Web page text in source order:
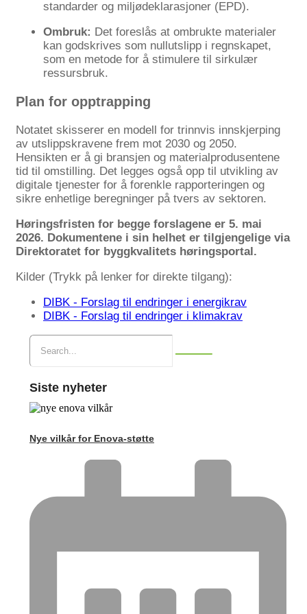
standarder og miljødeklarasjoner (EPD).
Ombruk: Det foreslås at ombrukte materialer
kan godskrives som nullutslipp i regnskapet,
som en metode for å stimulere til sirkulær
ressursbruk.
Plan for opptrapping
Notatet skisserer en modell for trinnvis innskjerping
av utslippskravene frem mot 2030 og 2050.
Hensikten er å gi bransjen og materialprodusentene
tid til omstilling. Det legges også opp til utvikling av
digitale tjenester for å forenkle rapporteringen og
sikre enhetlige beregninger på tvers av sektoren.
Høringsfristen for begge forslagene er 5. mai
2026. Dokumentene i sin helhet er tilgjengelige via
Direktoratet for byggkvalitets høringsportal.
Kilder (Trykk på lenker for direkte tilgang):
DIBK - Forslag til endringer i energikrav
DIBK - Forslag til endringer i klimakrav
Siste nyheter
Nye vilkår for Enova-støtte